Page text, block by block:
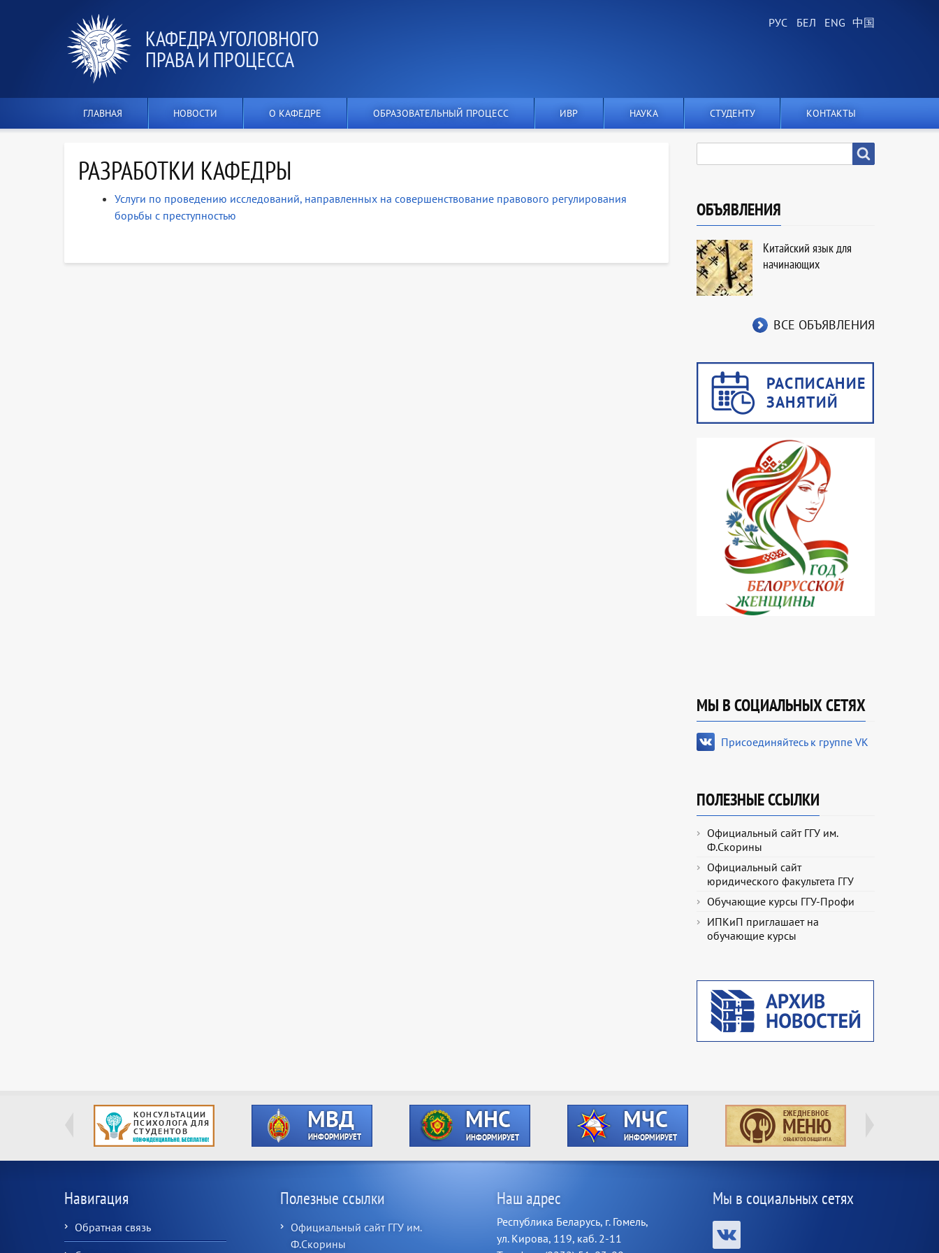
КАФЕДРА УГОЛОВНОГО
ПРАВА И ПРОЦЕССА
ГЛАВНАЯ НОВОСТИ О КАФЕДРЕ ОБРАЗОВАТЕЛЬНЫЙ ПРОЦЕСС ИВР НАУКА СТУДЕНТУ КОНТАКТЫ
РАЗРАБОТКИ КАФЕДРЫ
Услуги по проведению исследований, направленных на совершенствование правового регулирования
борьбы с преступностью
ОБЪЯВЛЕНИЯ
Китайский язык для
начинающих
ВСЕ ОБЪЯВЛЕНИЯ
МЫ В СОЦИАЛЬНЫХ СЕТЯХ
Присоединяйтесь к группе VK
ПОЛЕЗНЫЕ ССЫЛКИ
Официальный сайт ГГУ им.
Ф.Скорины
Официальный сайт
юридического факультета ГГУ
Обучающие курсы ГГУ-Профи
ИПКиП приглашает на
обучающие курсы
Навигация
Обратная связь
Полезные ссылки
Официальный сайт ГГУ им.
Ф.Скорины
Наш адрес
Республика Беларусь, г. Гомель,
ул. Кирова, 119, каб. 2-11
Мы в социальных сетях